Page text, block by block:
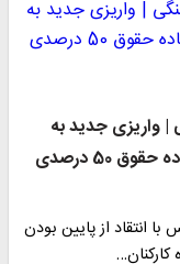
| واریزی جدید به
حقوق کارمندان آموزش و پرورش | فوق العاده حقوق 50 درصدی
انتقاد از پایین بودن
کارکنان…